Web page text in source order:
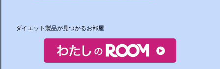
ダイエット製品が見つかるお部屋